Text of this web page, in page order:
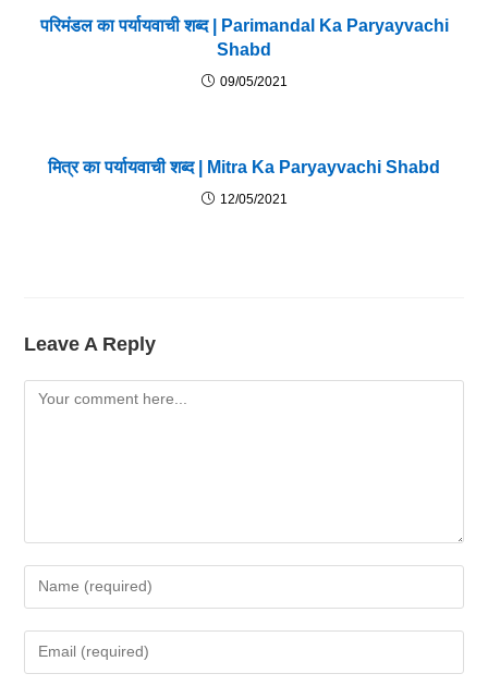
परिमंडल का पर्यायवाची शब्द | Parimandal Ka Paryayvachi
Shabd
09/05/2021
मित्र का पर्यायवाची शब्द | Mitra Ka Paryayvachi Shabd
12/05/2021
Leave A Reply
Comment
Enter
Your
Name
Or
Enter
Your